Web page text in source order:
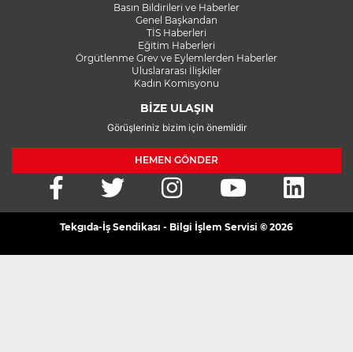
Basın Bildirileri ve Haberler
Genel Başkandan
TİS Haberleri
Eğitim Haberleri
Örgütlenme Grev ve Eylemlerden Haberler
Uluslararası İlişkiler
Kadın Komisyonu
BİZE ULAŞIN
Görüşleriniz bizim için önemlidir
HEMEN GÖNDER
Tekgıda-İş Sendikası - Bilgi İşlem Servisi © 2026